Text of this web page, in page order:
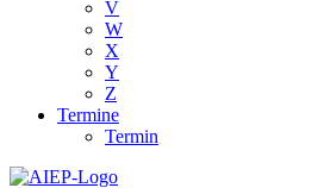
V
W
X
Y
Z
Termine
Termin